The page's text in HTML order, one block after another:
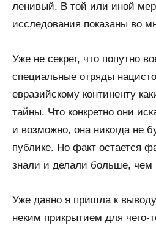
ленивый. В той или иной
исследования показаны во
Уже не секрет, что попутно
специальные отряды
евразийскому континенту
тайны. Что конкретно они
и возможно, она никогда не
публике. Но факт остается
знали и делали больше, чем
Уже давно я пришла к
неким прикрытием для чего-